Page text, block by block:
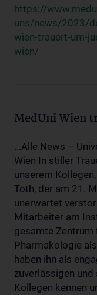
https://
uns/news/2023/
wien-trauert-um-
wien/
MedUni Wien
...Alle News –
Wien In stiller
unserem
Toth, der am 21.
unerwartet
Mitarbeiter am
gesamte Zentrum
Pharmakologie
haben ihn als
zuverlässigen
Kollegen kennen